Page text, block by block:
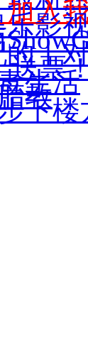
入
影
十
送票
生活
教
下楼